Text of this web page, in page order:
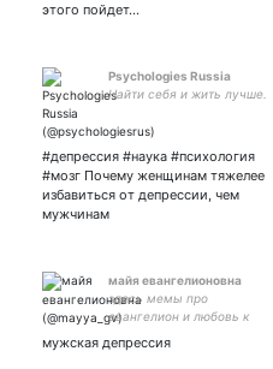
этого пойдет…
Psychologies Russia
Найти себя и жить лучше.
#депрессия #наука #психология
#мозг Почему женщинам тяжелее
избавиться от депрессии, чем
мужчинам
майя евангелионовна
здесь мемы про
евангелион и любовь к
мужская депрессия